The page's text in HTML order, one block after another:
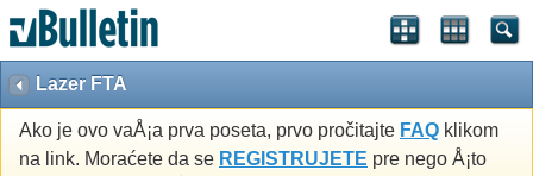
Lazer FTA
Ako je ovo vaÅ¡a prva poseta, prvo pročitajte FAQ klikom
na link. Moraćete da se REGISTRUJETE pre nego Å¡to